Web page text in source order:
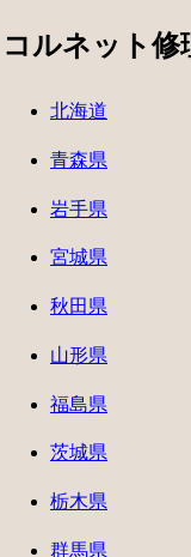
コルネット修
北海道
青森県
岩手県
宮城県
秋田県
山形県
福島県
茨城県
栃木県
群馬県